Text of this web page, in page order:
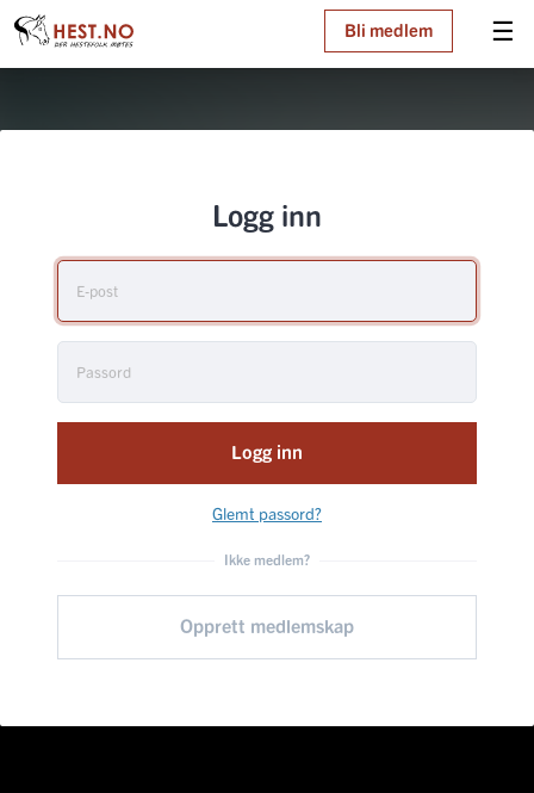
☰
Bli medlem
Logg inn
Logg inn
Glemt passord?
Ikke medlem?
Opprett medlemskap